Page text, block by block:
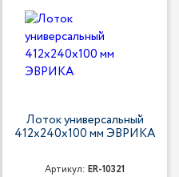
Лоток универсальный
412х240х100 мм ЭВРИКА
Артикул: ER-10321